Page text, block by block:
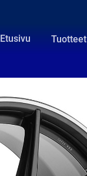
Etusivu Tuotteet